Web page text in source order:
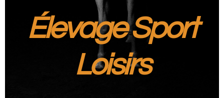
Élevage Sport
Loisirs